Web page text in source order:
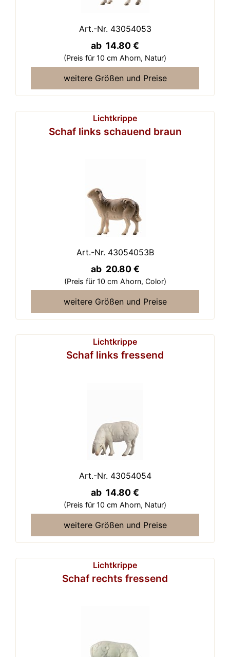
Art.-Nr. 43054053
ab 14.80 €
(Preis für 10 cm Ahorn, Natur)
weitere Größen und Preise
Lichtkrippe
Schaf links schauend braun
Art.-Nr. 43054053B
ab 20.80 €
(Preis für 10 cm Ahorn, Color)
weitere Größen und Preise
Lichtkrippe
Schaf links fressend
Art.-Nr. 43054054
ab 14.80 €
(Preis für 10 cm Ahorn, Natur)
weitere Größen und Preise
Lichtkrippe
Schaf rechts fressend